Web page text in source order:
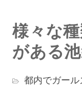
様々な
がある
都内でガー